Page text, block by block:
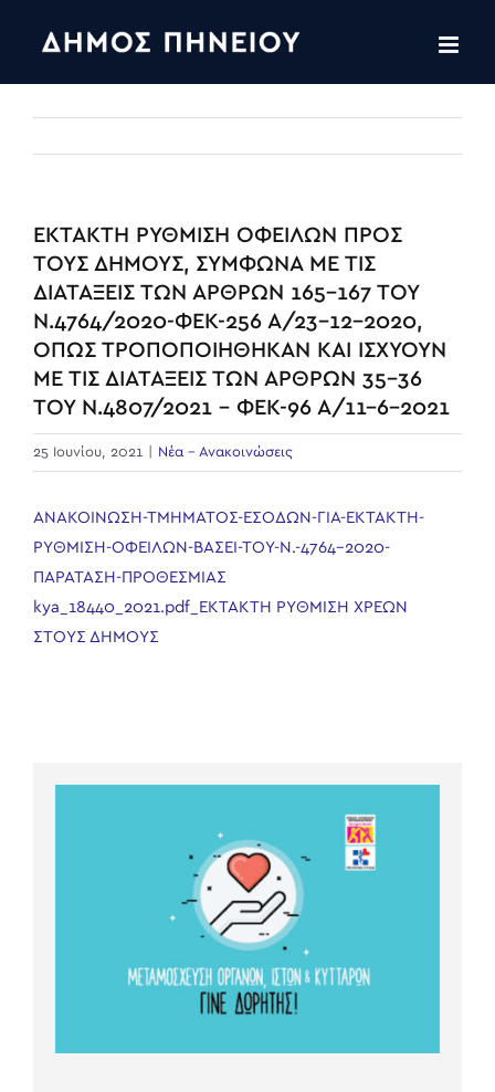
ΈΚΤΑΚΤΗ ΡΥΘΜΙΣΗ ΟΦΕΙΛΩΝ ΠΡΟΣ
ΤΟΥΣ ΔΗΜΟΥΣ, ΣΥΜΦΩΝΑ ΜΕ ΤΙΣ
ΔΙΑΤΑΞΕΙΣ ΤΩΝ ΑΡΘΡΩΝ 165-167 ΤΟΥ
Ν.4764/2020-ΦΕΚ-256 Α/23-12-2020,
ΟΠΩΣ ΤΡΟΠΟΠΟΙΗΘΗΚΑΝ ΚΑΙ ΙΣΧΥΟΥΝ
ΜΕ ΤΙΣ ΔΙΑΤΑΞΕΙΣ ΤΩΝ ΑΡΘΡΩΝ 35-36
ΤΟΥ Ν.4807/2021 – ΦΕΚ-96 Α/11-6-2021
25 Ιουνίου, 2021 Νέα - Ανακοινώσεις
ΑΝΑΚΟΙΝΩΣΗ-ΤΜΗΜΑΤΟΣ-ΕΣΟΔΩΝ-ΓΙΑ-ΕΚΤΑΚΤΗ-
ΡΥΘΜΙΣΗ-ΟΦΕΙΛΩΝ-ΒΑΣΕΙ-ΤΟΥ-Ν.-4764-2020-
ΠΑΡΑΤΑΣΗ-ΠΡΟΘΕΣΜΙΑΣ
kya_18440_2021.pdf_ΕΚΤΑΚΤΗ ΡΥΘΜΙΣΗ ΧΡΕΩΝ
ΣΤΟΥΣ ΔΗΜΟΥΣ